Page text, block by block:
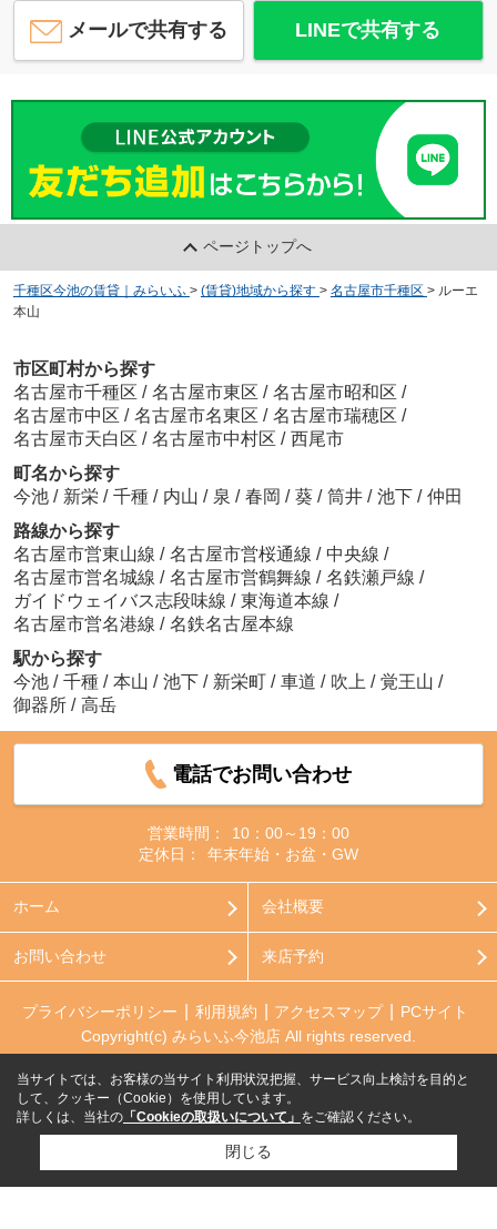
メールで共有する LINEで共有する
ページトップへ
千種区今池の賃貸｜みらいふ > (賃貸)地域から探す > 名古屋市千種区 > ルーエ
本山
市区町村から探す
名古屋市千種区 / 名古屋市東区 / 名古屋市昭和区 /
名古屋市中区 / 名古屋市名東区 / 名古屋市瑞穂区 /
名古屋市天白区 / 名古屋市中村区 / 西尾市
町名から探す
今池 / 新栄 / 千種 / 内山 / 泉 / 春岡 / 葵 / 筒井 / 池下 / 仲田
路線から探す
名古屋市営東山線 / 名古屋市営桜通線 / 中央線 /
名古屋市営名城線 / 名古屋市営鶴舞線 / 名鉄瀬戸線 /
ガイドウェイバス志段味線 / 東海道本線 /
名古屋市営名港線 / 名鉄名古屋本線
駅から探す
今池 / 千種 / 本山 / 池下 / 新栄町 / 車道 / 吹上 / 覚王山 /
御器所 / 高岳
電話でお問い合わせ
営業時間：
10：00～19：00
定休日：
年末年始・お盆・GW
ホーム 会社概要
お問い合わせ 来店予約
プライバシーポリシー 利用規約 アクセスマップ
PCサイト
Copyright(c) みらいふ今池店 All rights reserved.
当サイトでは、お客様の当サイト利用状況把握、サービス向上検討を目的と
して、クッキー（Cookie）を使用しています。
詳しくは、当社の 「Cookieの取扱いについて」 をご確認ください。
閉じる